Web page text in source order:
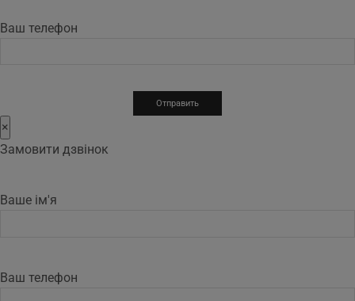
Ваш телефон
×
Замовити дзвінок
Ваше ім'я
Ваш телефон